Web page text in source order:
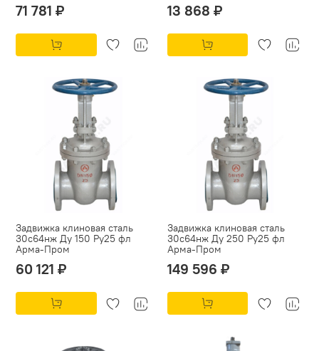
71 781 ₽ 13 868 ₽
Задвижка клиновая сталь
30с64нж Ду 150 Ру25 фл
Арма-Пром
60 121 ₽
Задвижка клиновая сталь
30с64нж Ду 250 Ру25 фл
Арма-Пром
149 596 ₽